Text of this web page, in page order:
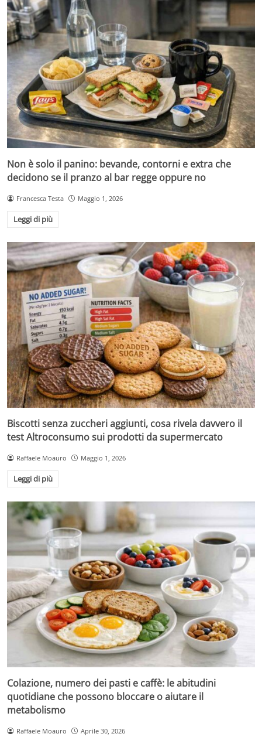
Non è solo il panino: bevande, contorni e extra che
decidono se il pranzo al bar regge oppure no
Francesca Testa Maggio 1, 2026
Leggi di più
Biscotti senza zuccheri aggiunti, cosa rivela davvero il
test Altroconsumo sui prodotti da supermercato
Raffaele Moauro Maggio 1, 2026
Leggi di più
Colazione, numero dei pasti e caffè: le abitudini
quotidiane che possono bloccare o aiutare il
metabolismo
Raffaele Moauro Aprile 30, 2026